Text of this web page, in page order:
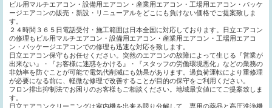
ビル用マルチエアコン・設備用エアコン・産業用エアコン・工場用エアコン・パッケ
ージエアコンの販売・新設・リニューアルをどこにも負けない価格でご提案致しま
す。
２４時間３６５日電話受付・施工範囲は日本全国に対応しております。日立エアコン
の修理もビル用マルチエアコン・設備用エアコン・産業用エアコン・工場用エアコ
ン・パッケージエアコンでの修理も迅速な対応を致します。
日立エアコン保守もお任せください。突然のエアコンの故障によって生じる『営業が
出来ない』・『お客様に迷惑をかける』・『スタッフの労働環境悪化』などの業務の
非効率を防ぐことが可能で電気代削減にも効果があります。過負荷運転により重修理
が必要になる前に、軽微な修理で改善することが目的の保守をご利用ください。
フロン排出抑制法でお困りのお客様もご相談ください。地域最安値にてご提案致しま
す。
日立エアコンクリーニングは室内機を出来る限り分解して、専用の薬品と高圧洗浄機